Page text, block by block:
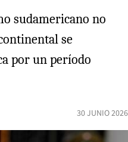
sudamericano no
se
por un período
30 JUNIO 2026